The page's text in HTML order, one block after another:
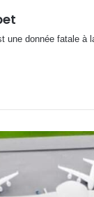
une donnée fatale à